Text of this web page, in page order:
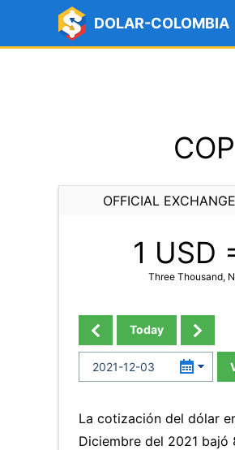
DOLAR-COLOMBIA
OFFICIAL
1 USD
Three Thousand,
Today
La cotización del dólar
Diciembre del 2021 bajó